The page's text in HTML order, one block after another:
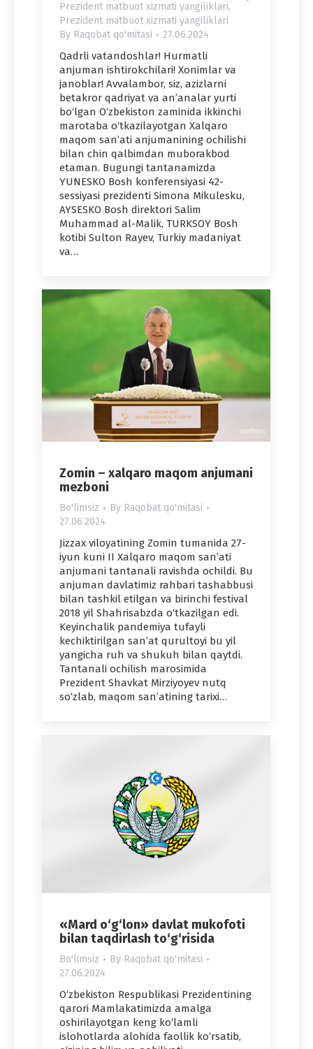
Prezident matbuot xizmati yangiliklari,
Prezident matbuot xizmati yangiliklari
By Raqobat qo'mitasi 27.06.2024
Qadrli vatandoshlar! Hurmatli
anjuman ishtirokchilari! Xonimlar va
janoblar! Avvalambor, siz, azizlarni
betakror qadriyat va an’analar yurti
bo‘lgan O‘zbekiston zaminida ikkinchi
marotaba o‘tkazilayotgan Xalqaro
maqom san’ati anjumanining ochilishi
bilan chin qalbimdan muborakbod
etaman. Bugungi tantanamizda
YUNЕSKO Bosh konferensiyasi 42-
sessiyasi prezidenti Simona Mikulesku,
AYSЕSKO Bosh direktori Salim
Muhammad al-Malik, TURKSOY Bosh
kotibi Sulton Rayev, Turkiy madaniyat
va…
Zomin – xalqaro maqom anjumani
mezboni
Bo'limsiz By Raqobat qo'mitasi
27.06.2024
Jizzax viloyatining Zomin tumanida 27-
iyun kuni II Xalqaro maqom san’ati
anjumani tantanali ravishda ochildi. Bu
anjuman davlatimiz rahbari tashabbusi
bilan tashkil etilgan va birinchi festival
2018 yil Shahrisabzda o‘tkazilgan edi.
Keyinchalik pandemiya tufayli
kechiktirilgan san’at qurultoyi bu yil
yangicha ruh va shukuh bilan qaytdi.
Tantanali ochilish marosimida
Prezident Shavkat Mirziyoyev nutq
so‘zlab, maqom san’atining tarixi…
«Mard o‘g‘lon» davlat mukofoti
bilan taqdirlash to‘g‘risida
Bo'limsiz By Raqobat qo'mitasi
27.06.2024
O‘zbekiston Respublikasi Prezidentining
qarori Mamlakatimizda amalga
oshirilayotgan keng ko‘lamli
islohotlarda alohida faollik ko‘rsatib,